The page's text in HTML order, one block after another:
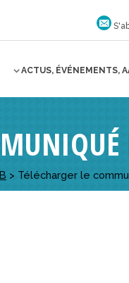
ACTUS, ÉVÉNEMENTS,
> Télécharger le